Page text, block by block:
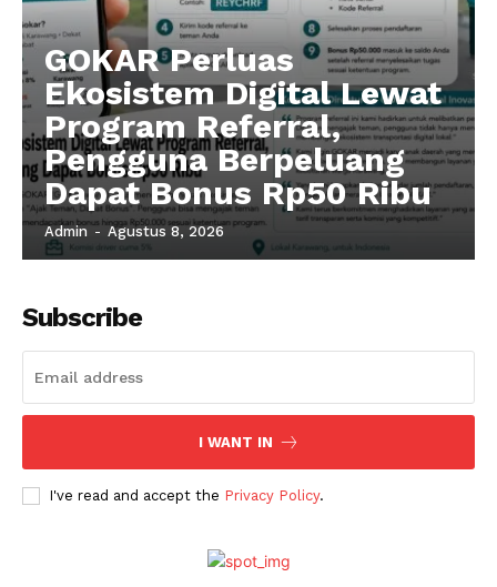
GOKAR Perluas
Ekosistem Digital Lewat
Program Referral,
Pengguna Berpeluang
Dapat Bonus Rp50 Ribu
Admin - Agustus 8, 2026
Subscribe
I WANT IN
I've read and accept the Privacy Policy.